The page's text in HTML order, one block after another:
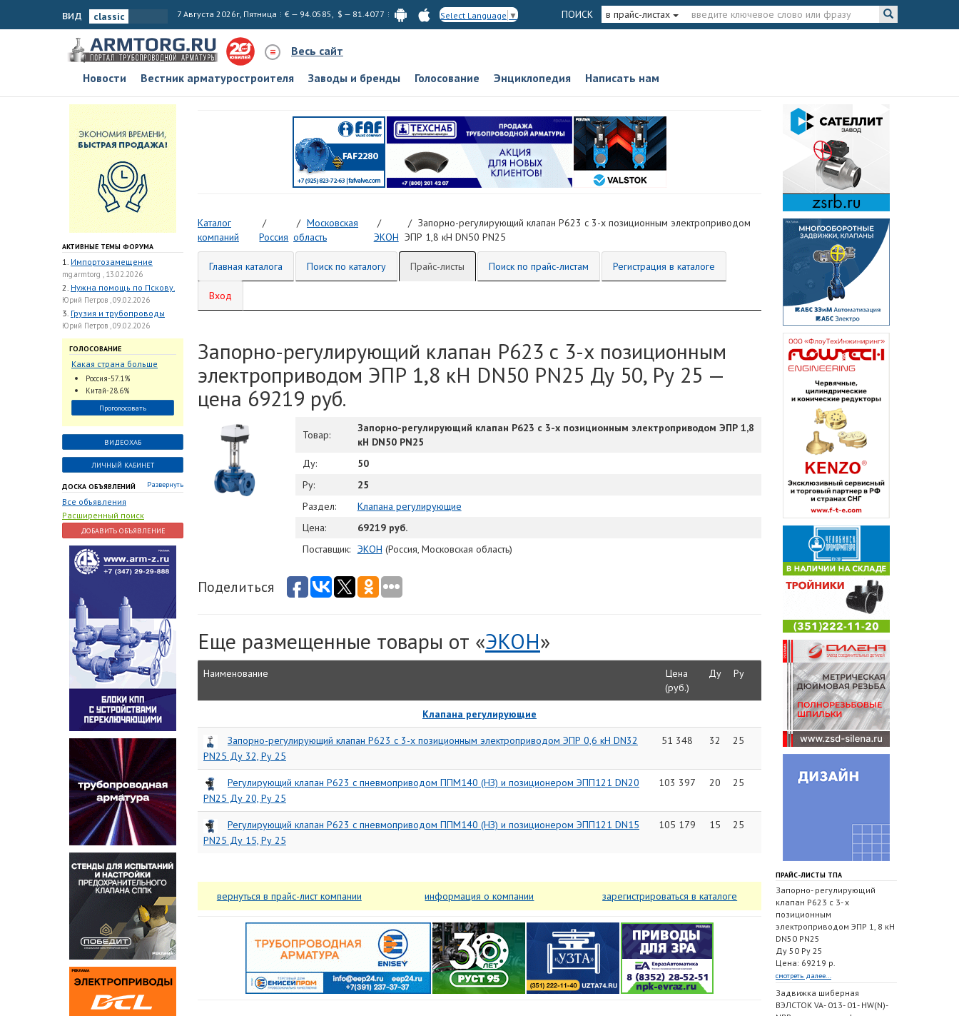
вид 7 Августа 2026г, Пятница € — 94.0585, $ — 81.4077 Select Language ▼ ПОИСК в прайс-листах
Весь сайт
Новости
Вестник арматуростроителя Заводы и бренды Голосование Энциклопедия Написать нам
АКТИВНЫЕ ТЕМЫ ФОРУМА
1. Импортозамещение
mg.armtorg , 13.02.2026
2. Нужна помощь по Пскову.
Юрий Петров , 09.02.2026
3. Грузия и трубопроводы
Юрий Петров , 09.02.2026
ГОЛОСОВАНИЕ
Какая страна больше
всего поставляет
трубопроводную
арматуру в химическую
отрасль?
Россия-57.1%
Китай-28.6%
Проголосовать
ВИДЕОХАБ
ЛИЧНЫЙ КАБИНЕТ
ДОСКА ОБЪЯВЛЕНИЙ Развернуть
Все объявления
Расширенный поиск
ДОБАВИТЬ ОБЪЯВЛЕНИЕ
Каталог
компаний
Россия
Московская
область
ЭКОН
Запорно-регулирующий клапан Р623 с 3-х позиционным электроприводом
ЭПР 1,8 кН DN50 PN25
Главная каталога Поиск по каталогу Прайс-листы Поиск по прайс-листам Регистрация в каталоге
Вход
Запорно-регулирующий клапан Р623 с 3-х позиционным
электроприводом ЭПР 1,8 кН DN50 PN25 Ду 50, Ру 25 —
цена 69219 руб.
Товар:
Запорно-регулирующий клапан Р623 с 3-х позиционным электроприводом ЭПР 1,8
кН DN50 PN25
Ду:
50
Ру:
25
Раздел:
Клапана регулирующие
Цена:
69219 руб.
Поставщик: ЭКОН (Россия, Московская область)
Поделиться
Еще размещенные товары от «ЭКОН»
Наименование
Цена
(руб.)
Ду Ру
Клапана регулирующие
Запорно-регулирующий клапан Р623 с 3-х позиционным электроприводом ЭПР 0,6 кН DN32
PN25 Ду 32, Ру 25
51 348 32 25
Регулирующий клапан Р623 с пневмоприводом ППМ140 (НЗ) и позиционером ЭПП121 DN20
PN25 Ду 20, Ру 25
103 397 20 25
Регулирующий клапан Р623 с пневмоприводом ППМ140 (НЗ) и позиционером ЭПП121 DN15
PN25 Ду 15, Ру 25
105 179 15 25
вернуться в прайс-лист компании информация о компании зарегистрироваться в каталоге
ПРАЙС-ЛИСТЫ ТПА
Запорно- регулирующий
клапан Р623 с 3- х
позиционным
электроприводом ЭПР 1, 8 кН
DN50 PN25
Ду 50 Ру 25
Цена: 69219 р.
смотреть далее...
Задвижка шиберная
ВЭЛСТОК VA- 013- 01- HW(N)-